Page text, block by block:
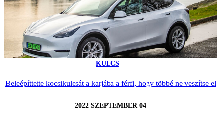
KULCS
Beleépíttette kocsikulcsát a karjába a férfi, hogy többé ne veszítse el
2022 SZEPTEMBER 04